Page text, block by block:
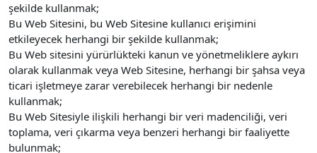
şekilde kullanmak;
Bu Web Sitesini, bu Web Sitesine kullanıcı erişimini
etkileyecek herhangi bir şekilde kullanmak;
Bu Web sitesini yürürlükteki kanun ve yönetmeliklere aykırı
olarak kullanmak veya Web Sitesine, herhangi bir şahsa veya
ticari işletmeye zarar verebilecek herhangi bir nedenle
kullanmak;
Bu Web Sitesiyle ilişkili herhangi bir veri madenciliği, veri
toplama, veri çıkarma veya benzeri herhangi bir faaliyette
bulunmak;